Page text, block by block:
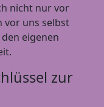
nicht nur vor
vor uns selbst
eigenen
zur